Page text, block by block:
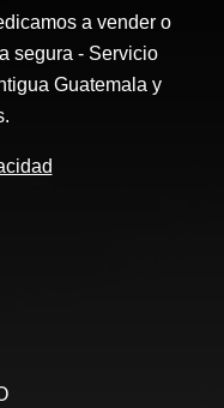
a vender o
segura - Servicio
Guatemala y